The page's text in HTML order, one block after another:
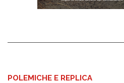
POLEMICHE E REPLICA